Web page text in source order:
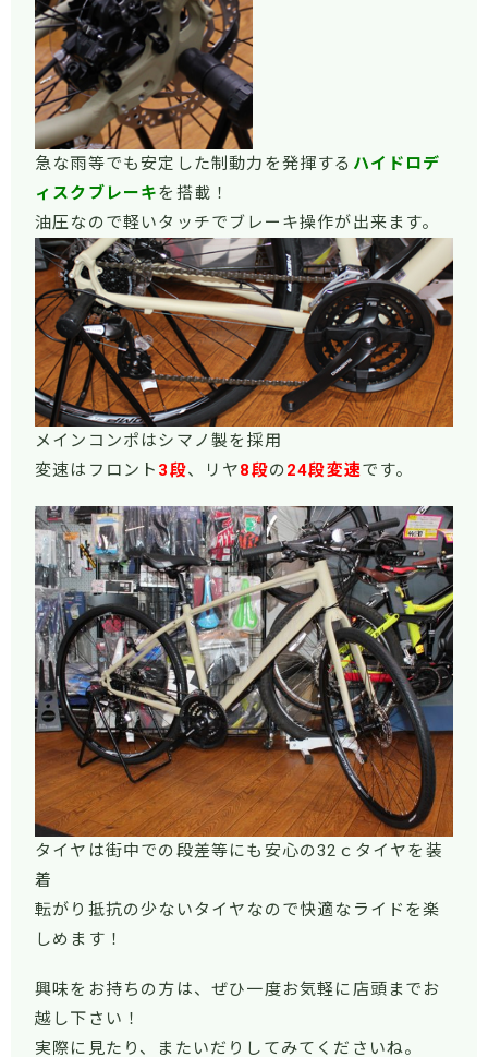
急な雨等でも安定した制動力を発揮する ハイドロデ
ィスクブレーキを搭載！
油圧なので軽いタッチでブレーキ操作が出来ます。
メインコンポはシマノ製を採用
変速はフロント 3段、リヤ8段の 24段変速です。
タイヤは街中での段差等にも安心の32ｃタイヤを装
着
転がり抵抗の少ないタイヤなので快適なライドを楽
しめます！
興味をお持ちの方は、ぜひ一度お気軽に店頭までお
越し下さい！
実際に見たり、またいだりしてみてくださいね。